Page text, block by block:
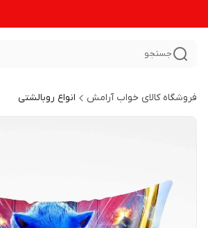
جستجو
فروشگاه کالای خواب آرامش انواع روبالشتی